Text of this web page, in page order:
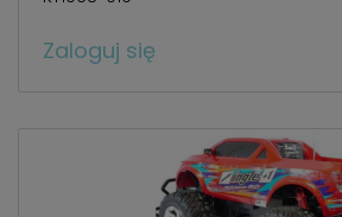
Zaloguj się